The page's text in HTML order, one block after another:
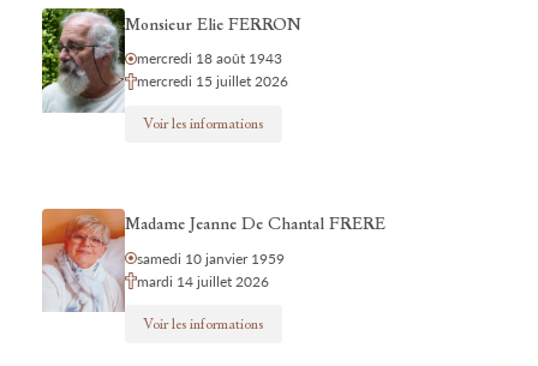
Monsieur Elie FERRON
mercredi 18 août 1943
mercredi 15 juillet 2026
Voir les informations
Madame Jeanne De Chantal FRERE
samedi 10 janvier 1959
mardi 14 juillet 2026
Voir les informations